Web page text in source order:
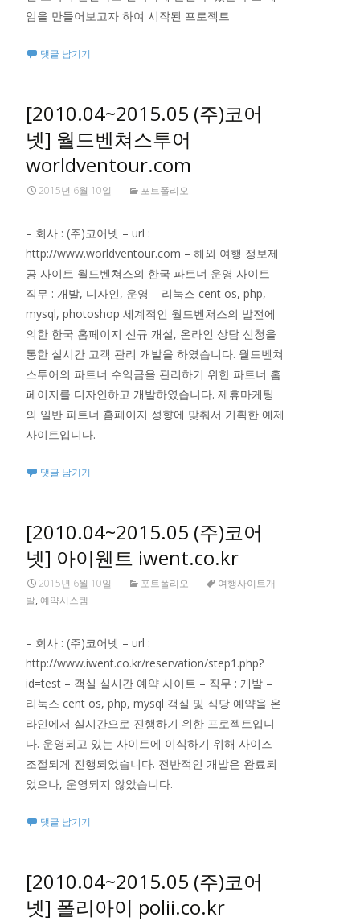
임을 만들어보고자 하여 시작된 프로젝트
댓글 남기기
[2010.04~2015.05 (주)코어
넷] 월드벤쳐스투어
worldventour.com
2015년 6월 10일 포트폴리오
– 회사 : (주)코어넷 – url :
http://www.worldventour.com – 해외 여행 정보제
공 사이트 월드벤쳐스의 한국 파트너 운영 사이트 –
직무 : 개발, 디자인, 운영 – 리눅스 cent os, php,
mysql, photoshop 세계적인 월드벤쳐스의 발전에
의한 한국 홈페이지 신규 개설, 온라인 상담 신청을
통한 실시간 고객 관리 개발을 하였습니다. 월드벤쳐
스투어의 파트너 수익금을 관리하기 위한 파트너 홈
페이지를 디자인하고 개발하였습니다. 제휴마케팅
의 일반 파트너 홈페이지 성향에 맞춰서 기획한 예제
사이트입니다.
댓글 남기기
[2010.04~2015.05 (주)코어
넷] 아이웬트 iwent.co.kr
2015년 6월 10일 포트폴리오
여행사이트개
발, 예약시스템
– 회사 : (주)코어넷 – url :
http://www.iwent.co.kr/reservation/step1.php?
id=test – 객실 실시간 예약 사이트 – 직무 : 개발 –
리눅스 cent os, php, mysql 객실 및 식당 예약을 온
라인에서 실시간으로 진행하기 위한 프로젝트입니
다. 운영되고 있는 사이트에 이식하기 위해 사이즈
조절되게 진행되었습니다. 전반적인 개발은 완료되
었으나, 운영되지 않았습니다.
댓글 남기기
[2010.04~2015.05 (주)코어
넷] 폴리아이 polii.co.kr